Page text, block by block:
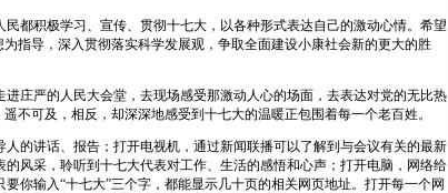
都积极学习、宣传、贯彻十七大，以各种形式表达自己的激动心情。希望
指导，深入贯彻落实科学发展观，争取全面建设小康社会新的更大的胜
严的人民大会堂，去现场感受那激动人心的场面，去表达对党的无比热
不可及，相反，却深深地感受到十七大的温暖正包围着每一个老百姓。
讲话、报告；打开电视机，通过新闻联播可以了解到与会议有关的最新
风采，聆听到十七大代表对工作、生活的感悟和心声；打开电脑，网络给
你输入“十七大”三个字，都能显示几十页的相关网页地址。打开每一个网